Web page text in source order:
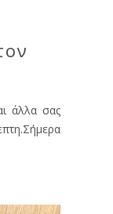
άλλα σας